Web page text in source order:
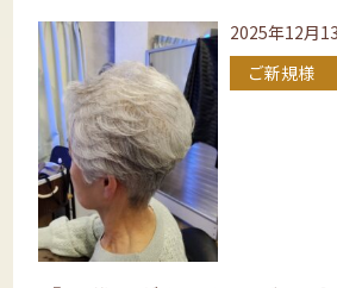
2025年12月
ご新規様